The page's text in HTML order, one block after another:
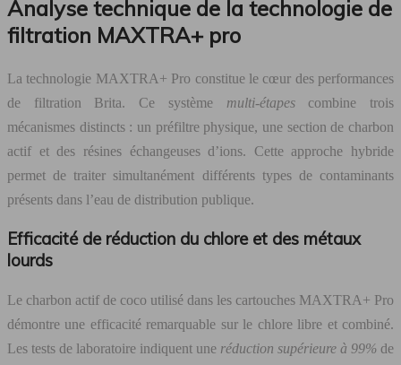
Analyse technique de la technologie de
filtration MAXTRA+ pro
La technologie MAXTRA+ Pro constitue le cœur des performances
de filtration Brita. Ce système multi-étapes combine trois
mécanismes distincts : un préfiltre physique, une section de charbon
actif et des résines échangeuses d’ions. Cette approche hybride
permet de traiter simultanément différents types de contaminants
présents dans l’eau de distribution publique.
Efficacité de réduction du chlore et des métaux
lourds
Le charbon actif de coco utilisé dans les cartouches MAXTRA+ Pro
démontre une efficacité remarquable sur le chlore libre et combiné.
Les tests de laboratoire indiquent une réduction supérieure à 99% de